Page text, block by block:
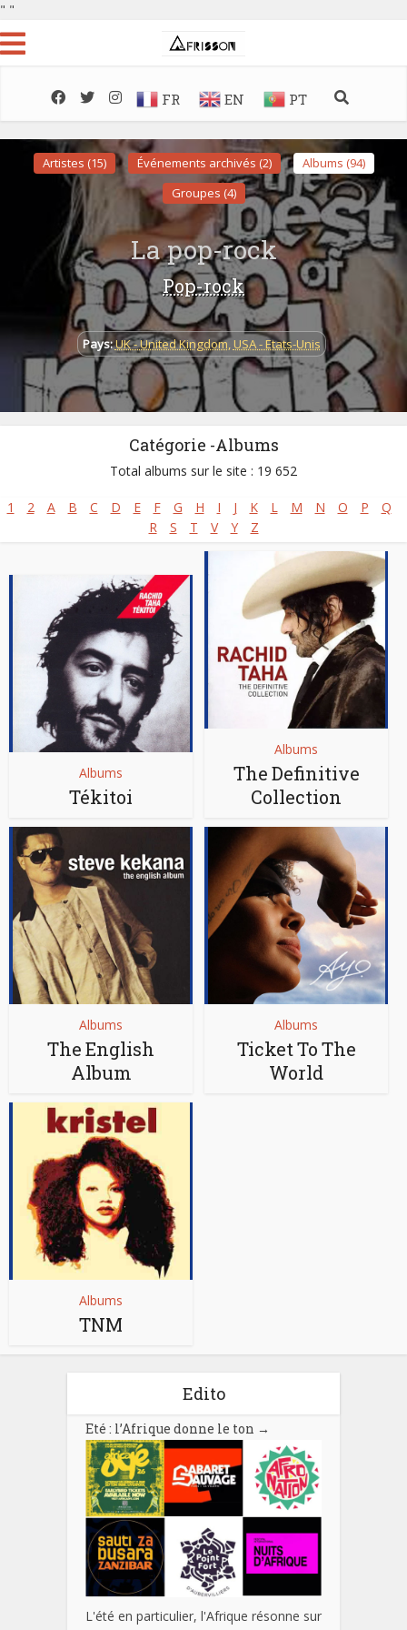
" "
FR EN PT
Artistes (15) Événements archivés (2)
Albums (94)
Groupes (4)
La pop-rock
Pop-rock
Pays:UK - United Kingdom, USA - Etats-Unis
Catégorie -Albums
Total albums sur le site : 19 652
1 2 A B C D E F G H I J K L M N O P
Q
R
S T V Y Z
Albums
Tékitoi
Albums
The Definitive
Collection
Albums
The English
Album
Albums
Ticket To The
World
Albums
TNM
Edito
Eté : l’Afrique donne le ton →
L'été en particulier, l'Afrique résonne sur